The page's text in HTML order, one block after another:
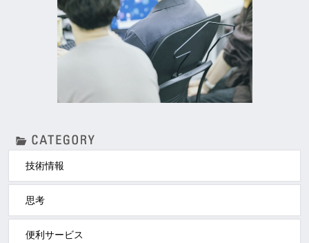
技術情報
思考
便利サービス